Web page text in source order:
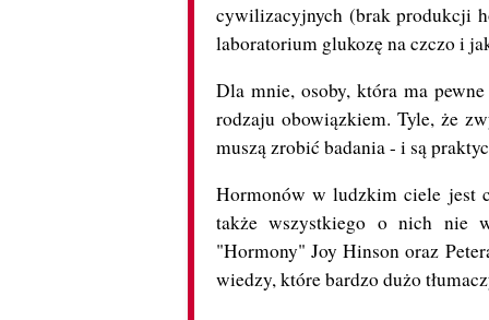
cywilizacyjnych (brak produkcji
laboratorium glukozę na czczo i
Dla mnie, osoby, która ma
rodzaju obowiązkiem. Tyle, że
muszą zrobić badania - i są
Hormonów w ludzkim ciele jest
także wszystkiego o nich nie
"Hormony" Joy Hinson oraz
wiedzy, które bardzo dużo